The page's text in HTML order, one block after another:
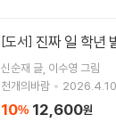
[도서] 진짜 일 학년
신순재 글 이수영 그림
천개의바람
2026.4.10.
10% 12,600원